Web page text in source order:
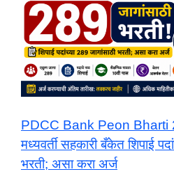
PDCC Bank Peon Bharti
मध्यवर्ती सहकारी बँकेत शिपाई
भरती; असा करा अर्ज